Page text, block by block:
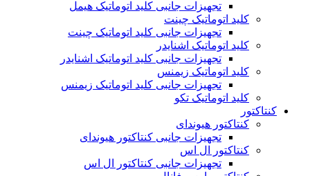
تجهیزات جانبی کلید اتوماتیک هیمل
کلید اتوماتیک چینت
تجهیزات جانبی کلید اتوماتیک چینت
کلید اتوماتیک اشنایدر
تجهیزات جانبی کلید اتوماتیک اشنایدر
کلید اتوماتیک زیمنس
تجهیزات جانبی کلید اتوماتیک زیمنس
کلید اتوماتیک تکو
کنتاکتور
کنتاکتور هیوندای
تجهیزات جانبی کنتاکتور هیوندای
کنتاکتور ال اس
تجهیزات جانبی کنتاکتور ال اس